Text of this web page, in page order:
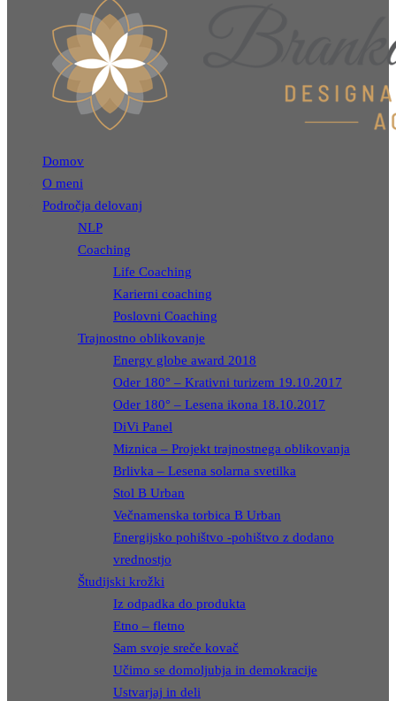
Domov
O meni
Področja delovanj
NLP
Coaching
Life Coaching
Karierni coaching
Poslovni Coaching
Trajnostno oblikovanje
Energy globe award 2018
Oder 180° – Krativni turizem 19.10.2017
Oder 180° – Lesena ikona 18.10.2017
DiVi Panel
Miznica – Projekt trajnostnega oblikovanja
Brlivka – Lesena solarna svetilka
Stol B Urban
Večnamenska torbica B Urban
Energijsko pohištvo -pohištvo z dodano
vrednostjo
Študijski krožki
Iz odpadka do produkta
Etno – fletno
Sam svoje sreče kovač
Učimo se domoljubja in demokracije
Ustvarjaj in deli